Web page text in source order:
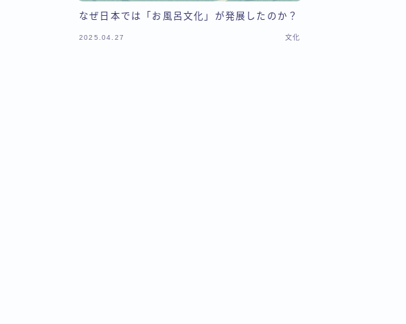
なぜ日本では「お風呂文化」が発展したのか？
2025.04.27 文化